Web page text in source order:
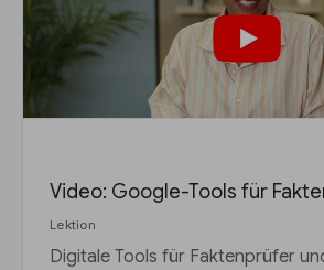
Video: Google-Tools für
Lektion
Digitale Tools für Faktenprüfer